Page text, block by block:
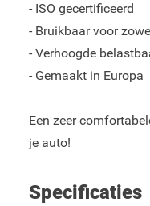
- ISO gecertificeerd
- Bruikbaar voor
- Verhoogde
- Gemaakt in Europa
Een zeer
je auto!
Specificaties